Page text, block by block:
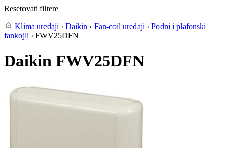
Resetovati filtere
Klima uređaji › Daikin › Fan-coil uređaji › Podni i plafonski
fankojli › FWV25DFN
Daikin FWV25DFN